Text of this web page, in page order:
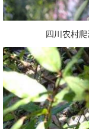
四川农村